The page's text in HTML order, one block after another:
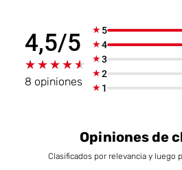
4,5/5
★★★★★
★★★★★
8 opiniones
★5
★4
★3
★2
★1
Opiniones de
Clasificados por relevancia y luego